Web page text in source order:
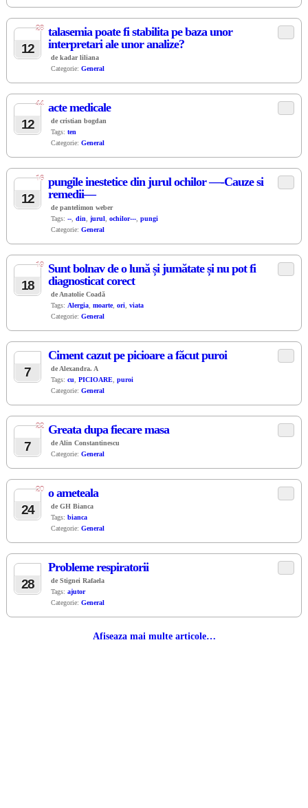
28
12
talasemia poate fi stabilita pe baza unor
interpretari ale unor analize?
de kadar liliana
Categorie: General
44
12
acte medicale
de cristian bogdan
Tags: ten
Categorie: General
16
12
pungile inestetice din jurul ochilor —-Cauze si
remedii—
de pantelimon weber
Tags: -- din jurul ochilor--- pungi
Categorie: General
19
18
Sunt bolnav de o lună și jumătate și nu pot fi
diagnosticat corect
de Anatolie Coadă
Tags: Alergia moarte, ori viata
Categorie: General
7
Ciment cazut pe picioare a făcut puroi
de Alexandra. A
Tags: cu PICIOARE puroi
Categorie: General
22
7
Greata dupa fiecare masa
de Alin Constantinescu
Categorie: General
20
24
o ameteala
de GH Bianca
Tags: bianca
Categorie: General
28
Probleme respiratorii
de Stignei Rafaela
Tags: ajutor
Categorie: General
Afiseaza mai multe articole…